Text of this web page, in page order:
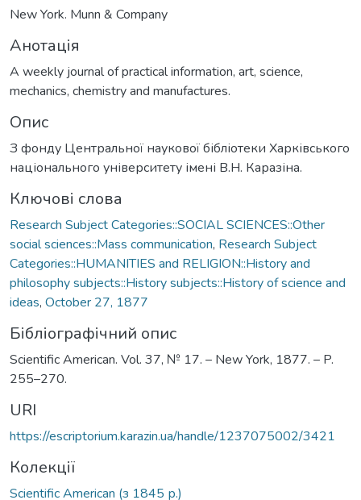
New York. Munn & Company
Анотація
A weekly journal of practical information, art, science,
mechanics, chemistry and manufactures.
Опис
З фонду Центральної наукової бібліотеки Харківського
національного університету імені В.Н. Каразіна.
Ключові слова
Research Subject Categories::SOCIAL SCIENCES::Other
social sciences::Mass communication, Research Subject
Categories::HUMANITIES and RELIGION::History and
philosophy subjects::History subjects::History of science and
ideas, October 27, 1877
Бібліографічний опис
Scientific American. Vol. 37, № 17. – New York, 1877. – P.
255–270.
URI
https://escriptorium.karazin.ua/handle/1237075002/3421
Колекції
Scientific American (з 1845 р.)